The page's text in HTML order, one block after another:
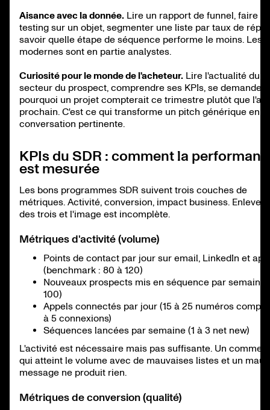
Aisance avec la donnée. Lire un rapport de funnel, faire
testing sur un objet, segmenter une liste par taux de
savoir quelle étape de séquence performe le moins. Les
modernes sont en partie analystes.
Curiosité pour le monde de l'acheteur. Lire l'actualité du
secteur du prospect, comprendre ses KPIs, se demander
pourquoi un projet compterait ce trimestre plutôt que l'an
prochain. C'est ce qui transforme un pitch générique en
conversation pertinente.
KPIs du SDR : comment la
est mesurée
Les bons programmes SDR suivent trois couches de
métriques. Activité, conversion, impact business. Enlevez
des trois et l'image est incomplète.
Métriques d'activité (volume)
Points de contact par jour sur email, LinkedIn et
(benchmark : 80 à 120)
Nouveaux prospects mis en séquence par semaine
100)
Appels connectés par jour (15 à 25 numéros
à 5 connexions)
Séquences lancées par semaine (1 à 3 net new)
L'activité est nécessaire mais pas suffisante. Un
qui atteint le volume avec de mauvaises listes et un
message ne produit rien.
Métriques de conversion (qualité)